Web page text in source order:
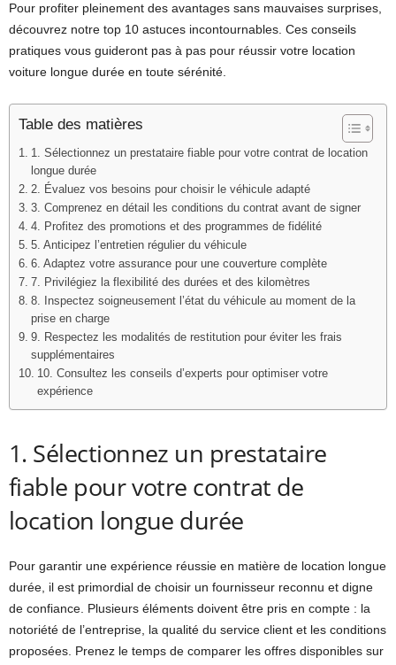
Pour profiter pleinement des avantages sans mauvaises surprises,
découvrez notre top 10 astuces incontournables. Ces conseils
pratiques vous guideront pas à pas pour réussir votre location
voiture longue durée en toute sérénité.
Table des matières
1. Sélectionnez un prestataire fiable pour votre contrat de location
longue durée
2. Évaluez vos besoins pour choisir le véhicule adapté
3. Comprenez en détail les conditions du contrat avant de signer
4. Profitez des promotions et des programmes de fidélité
5. Anticipez l’entretien régulier du véhicule
6. Adaptez votre assurance pour une couverture complète
7. Privilégiez la flexibilité des durées et des kilomètres
8. Inspectez soigneusement l’état du véhicule au moment de la
prise en charge
9. Respectez les modalités de restitution pour éviter les frais
supplémentaires
10. Consultez les conseils d’experts pour optimiser votre
expérience
1. Sélectionnez un prestataire
fiable pour votre contrat de
location longue durée
Pour garantir une expérience réussie en matière de location longue
durée, il est primordial de choisir un fournisseur reconnu et digne
de confiance. Plusieurs éléments doivent être pris en compte : la
notoriété de l’entreprise, la qualité du service client et les conditions
proposées. Prenez le temps de comparer les offres disponibles sur